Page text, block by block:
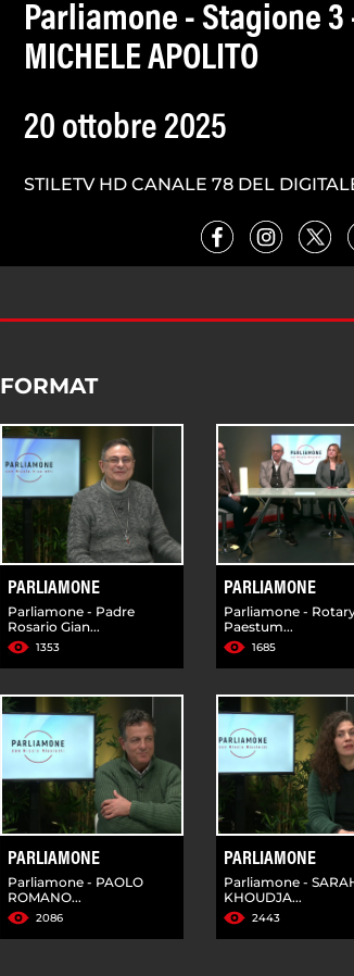
Parliamone - Stagione 3
MICHELE APOLITO
20 ottobre 2025
STILETV HD CANALE 78 DEL
FORMAT
PARLIAMONE
Parliamone - Padre
Rosario Gian...
1353
PARLIAMONE
Parliamone -
Paestum...
1685
PARLIAMONE
Parliamone - PAOLO
ROMANO...
2086
PARLIAMONE
Parliamone -
KHOUDJA...
2443